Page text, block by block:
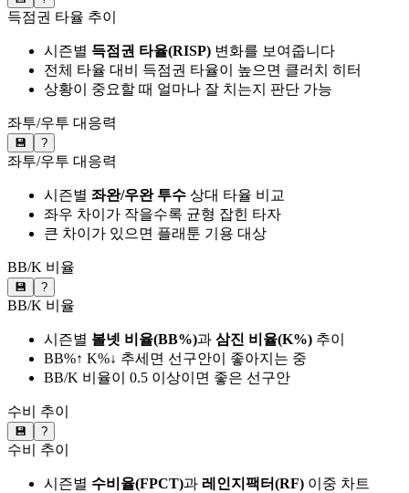
득점권 타율 추이
시즌별 득점권 타율(RISP) 변화를 보여줍니다
전체 타율 대비 득점권 타율이 높으면 클러치 히터
상황이 중요할 때 얼마나 잘 치는지 판단 가능
좌투/우투 대응력
💾 ?
좌투/우투 대응력
시즌별 좌완/우완 투수 상대 타율 비교
좌우 차이가 작을수록 균형 잡힌 타자
큰 차이가 있으면 플래툰 기용 대상
BB/K 비율
💾 ?
BB/K 비율
시즌별 볼넷 비율(BB%)과 삼진 비율(K%) 추이
BB%↑ K%↓ 추세면 선구안이 좋아지는 중
BB/K 비율이 0.5 이상이면 좋은 선구안
수비 추이
💾 ?
수비 추이
시즌별 수비율(FPCT)과 레인지팩터(RF) 이중 차트